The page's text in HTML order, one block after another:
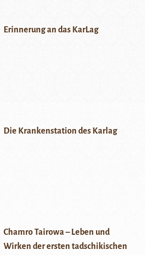
Erinnerung an das KarLag
Die Krankenstation des Karlag
Chamro Tairowa – Leben und
Wirken der ersten tadschikischen